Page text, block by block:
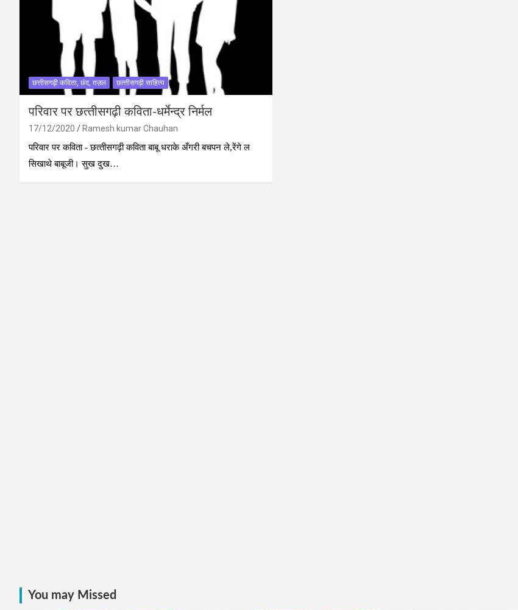
छत्तीसगढ़ी कविता, छंद, ग़ज़ल छत्‍तीसगढ़ी साहित्‍य
परिवार पर छत्‍तीसगढ़ी कविता-धर्मेन्‍द्र निर्मल
17/12/2020
Ramesh kumar Chauhan
परिवार पर कविता - छत्‍तीसगढ़ी कविता बाबू धराके अँगरी बचपन ले,रेंगे ल
सिखाथे बाबूजी। सुख दुख…
You may Missed